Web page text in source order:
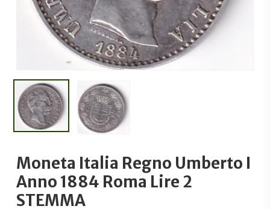
Moneta Italia Regno Umberto I
Anno 1884 Roma Lire 2
STEMMA